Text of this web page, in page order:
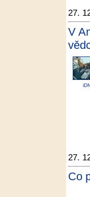
27.
V
27.
Co